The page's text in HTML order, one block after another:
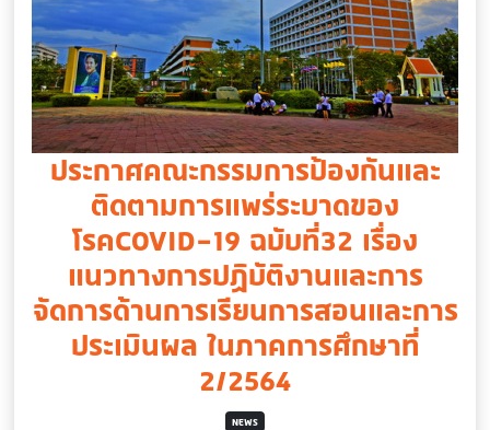
ประกาศคณะกรรมการป้องกันและ
ติดตามการแพร่ระบาดของ
โรคCOVID-19 ฉบับที่32 เรื่อง
แนวทางการปฏิบัติงานและการ
จัดการด้านการเรียนการสอนและการ
ประเมินผล ในภาคการศึกษาที่
2/2564
NEWS